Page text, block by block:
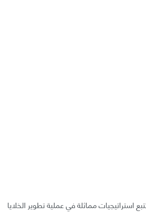
استراتيجيات مماثلة في عملية تطوير الخلايا